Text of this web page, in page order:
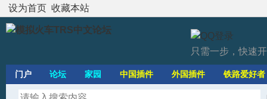
设为首页 收藏本站
只需一步，快速
门户 论坛 家园 中国插件 外国插件 铁路爱好者